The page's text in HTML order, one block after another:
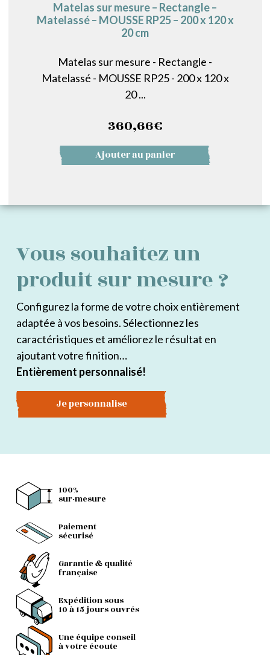
Matelas sur mesure – Rectangle –
Matelassé – MOUSSE RP25 – 200 x 120 x
20 cm
Matelas sur mesure - Rectangle -
Matelassé - MOUSSE RP25 - 200 x 120 x
20 ...
360,66€
Ajouter au panier
Vous souhaitez un
produit sur mesure ?
Configurez la forme de votre choix entièrement
adaptée à vos besoins. Sélectionnez les
caractéristiques et améliorez le résultat en
ajoutant votre finition…
Entièrement personnalisé!
Je personnalise
100%
sur-mesure
Paiement
sécurisé
Garantie & qualité
française
Expédition sous
10 à 15 jours ouvrés
Une équipe conseil
à votre écoute